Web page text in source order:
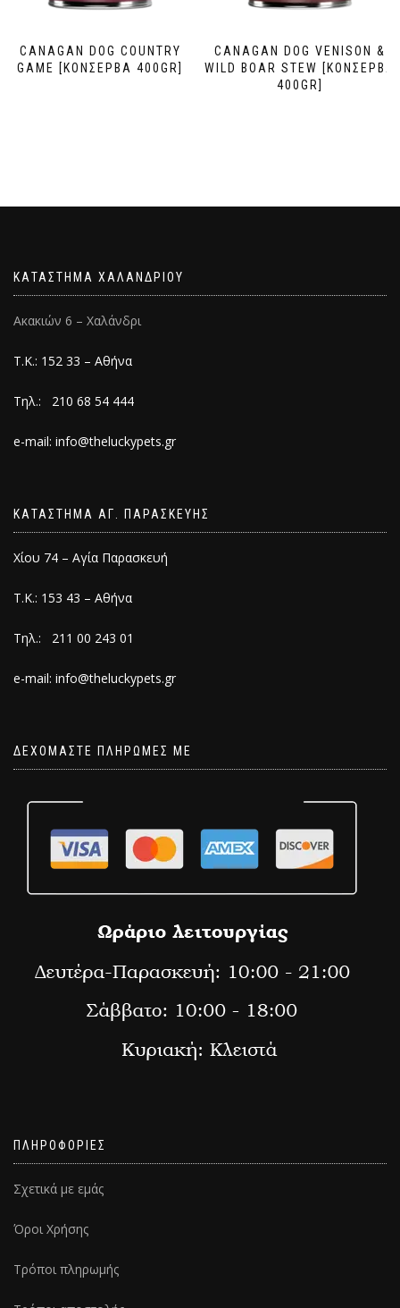
CANAGAN DOG COUNTRY
GAME [ΚΟΝΣΕΡΒΑ 400GR]
CANAGAN DOG VENISON &
WILD BOAR STEW [ΚΟΝΣΕΡΒΑ
400GR]
ΚΑΤΑΣΤΗΜΑ ΧΑΛΑΝΔΡΙΟΥ
Ακακιών 6 – Χαλάνδρι
Τ.Κ.: 152 33 – Αθήνα
Τηλ.: 210 68 54 444
e-mail: info@theluckypets.gr
ΚΑΤΑΣΤΗΜΑ ΑΓ. ΠΑΡΑΣΚΕΥΗΣ
Χίου 74 – Αγία Παρασκευή
Τ.Κ.: 153 43 – Αθήνα
Τηλ.: 211 00 243 01
e-mail: info@theluckypets.gr
ΔΕΧΟΜΑΣΤΕ ΠΛΗΡΩΜΕΣ ΜΕ
ΠΛΗΡΟΦΟΡΙΕΣ
Σχετικά με εμάς
Όροι Χρήσης
Τρόποι πληρωμής